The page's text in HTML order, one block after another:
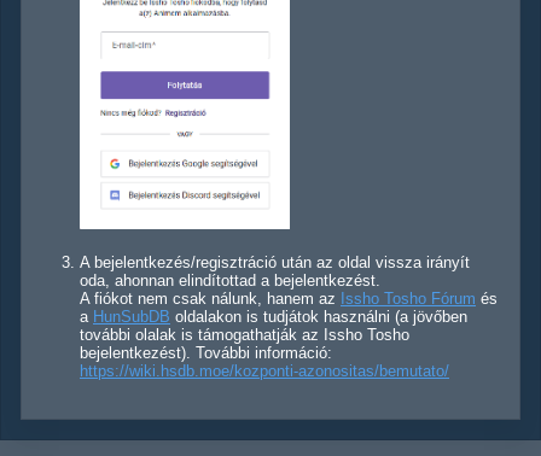
A bejelentkezés/regisztráció után az oldal vissza irányít
oda, ahonnan elindítottad a bejelentkezést.
A fiókot nem csak nálunk, hanem az Issho Tosho Fórum és
a HunSubDB oldalakon is tudjátok használni (a jövőben
további olalak is támogathatják az Issho Tosho
bejelentkezést). További információ:
https://wiki.hsdb.moe/kozponti-azonositas/bemutato/